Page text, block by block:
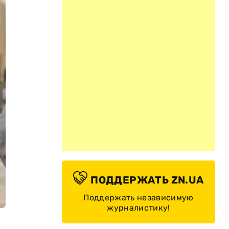
ПОДДЕРЖАТЬ ZN.UA
Поддержать независимую
журналистику!